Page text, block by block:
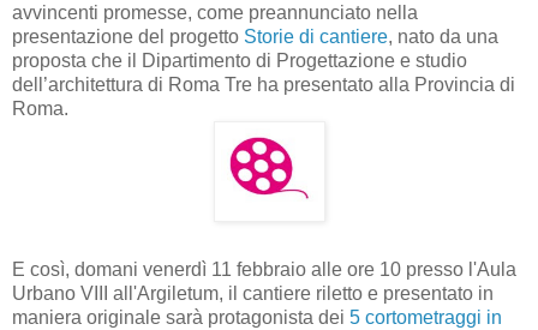
avvincenti promesse, come preannunciato nella
presentazione del progetto Storie di cantiere, nato da una
proposta che il Dipartimento di Progettazione e studio
dell’architettura di Roma Tre ha presentato alla Provincia di
Roma.
E così, domani venerdì 11 febbraio alle ore 10 presso l'Aula
Urbano VIII all'Argiletum, il cantiere riletto e presentato in
maniera originale sarà protagonista dei 5 cortometraggi in